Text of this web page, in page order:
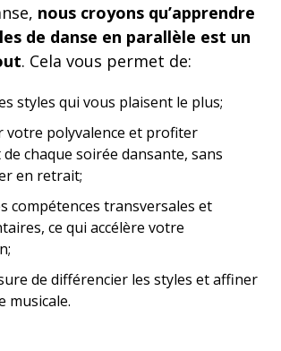
nous croyons qu’apprendre
de danse en parallèle est un
. Cela vous permet de:
styles qui vous plaisent le plus;
votre polyvalence et profiter
chaque soirée dansante, sans
en retrait;
compétences transversales et
ce qui accélère votre
de différencier les styles et affiner
musicale.